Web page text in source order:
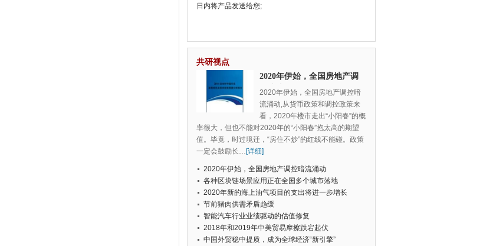
日内将产品发送给您;
共研视点
2020年伊始，全国房地产调
控暗流涌动
2020年伊始，全国房地产调控暗
流涌动,从货币政策和调控政策来
看，2020年楼市走出“小阳春”的概
率很大，但也不能对2020年的“小阳春”抱太高的期望
值。毕竟，时过境迁，“房住不炒”的红线不能碰。政策
一定会鼓励长…[详细]
2020年伊始，全国房地产调控暗流涌动
各种区块链场景应用正在全国多个城市落地
2020年新的海上油气项目的支出将进一步增长
节前猪肉供需矛盾趋缓
智能汽车行业业绩驱动的估值修复
2018年和2019年中美贸易摩擦跌宕起伏
中国外贸稳中提质，成为全球经济“新引擎”